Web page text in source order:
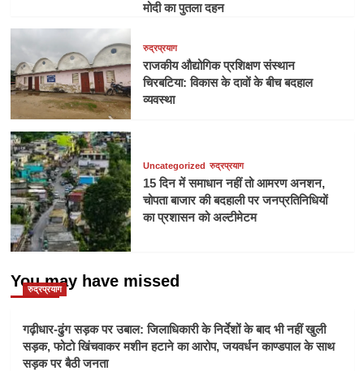
मोदी का पुतला दहन
रुद्रप्रयाग
राजकीय औद्योगिक प्रशिक्षण संस्थान
चिरबटिया: विकास के दावों के बीच बदहाल
व्यवस्था
Uncategorized रुद्रप्रयाग
15 दिन में समाधान नहीं तो आमरण अनशन,
चोपता बाजार की बदहाली पर जनप्रतिनिधियों
का प्रशासन को अल्टीमेटम
You may have missed
रुद्रप्रयाग
गढ़ीधार-ढुंग सड़क पर उबाल: जिलाधिकारी के निर्देशों के बाद भी नहीं खुली
सड़क, फोटो खिंचवाकर मशीन हटाने का आरोप, जयवर्धन काण्डपाल के साथ
सड़क पर बैठी जनता